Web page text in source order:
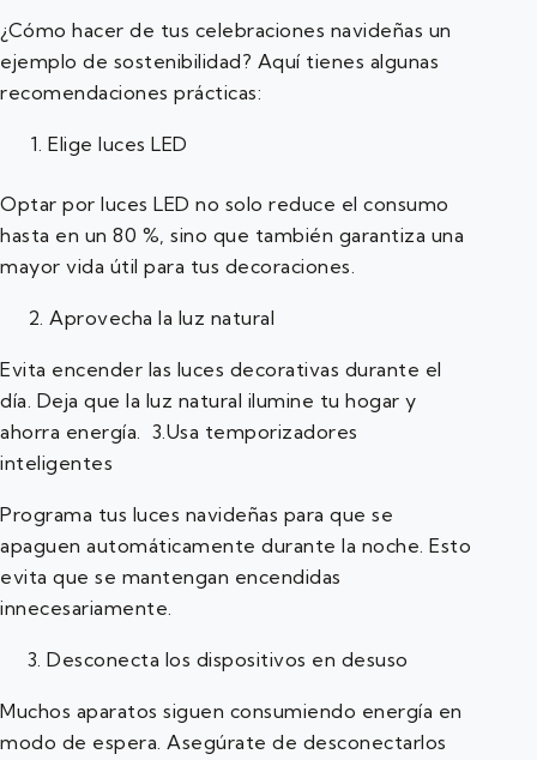
¿Cómo hacer de tus celebraciones navideñas un
ejemplo de sostenibilidad? Aquí tienes algunas
recomendaciones prácticas:
Elige luces LED
Optar por luces LED no solo reduce el consumo
hasta en un 80 %, sino que también garantiza una
mayor vida útil para tus decoraciones.
2. Aprovecha la luz natural
Evita encender las luces decorativas durante el
día. Deja que la luz natural ilumine tu hogar y
ahorra energía. 3.Usa temporizadores
inteligentes
Programa tus luces navideñas para que se
apaguen automáticamente durante la noche. Esto
evita que se mantengan encendidas
innecesariamente.
3. Desconecta los dispositivos en desuso
Muchos aparatos siguen consumiendo energía en
modo de espera. Asegúrate de desconectarlos